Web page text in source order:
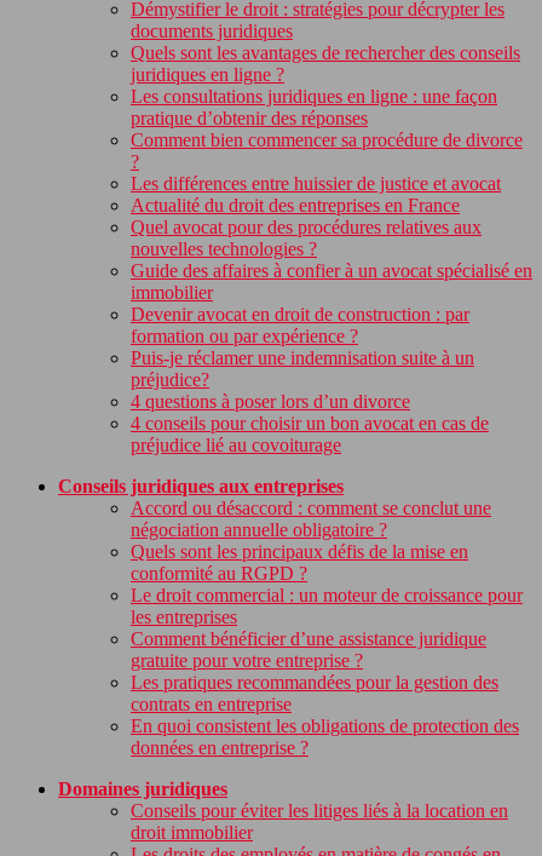
Démystifier le droit : stratégies pour décrypter les
documents juridiques
Quels sont les avantages de rechercher des conseils
juridiques en ligne ?
Les consultations juridiques en ligne : une façon
pratique d’obtenir des réponses
Comment bien commencer sa procédure de divorce
?
Les différences entre huissier de justice et avocat
Actualité du droit des entreprises en France
Quel avocat pour des procédures relatives aux
nouvelles technologies ?
Guide des affaires à confier à un avocat spécialisé en
immobilier
Devenir avocat en droit de construction : par
formation ou par expérience ?
Puis-je réclamer une indemnisation suite à un
préjudice?
4 questions à poser lors d’un divorce
4 conseils pour choisir un bon avocat en cas de
préjudice lié au covoiturage
Conseils juridiques aux entreprises
Accord ou désaccord : comment se conclut une
négociation annuelle obligatoire ?
Quels sont les principaux défis de la mise en
conformité au RGPD ?
Le droit commercial : un moteur de croissance pour
les entreprises
Comment bénéficier d’une assistance juridique
gratuite pour votre entreprise ?
Les pratiques recommandées pour la gestion des
contrats en entreprise
En quoi consistent les obligations de protection des
données en entreprise ?
Domaines juridiques
Conseils pour éviter les litiges liés à la location en
droit immobilier